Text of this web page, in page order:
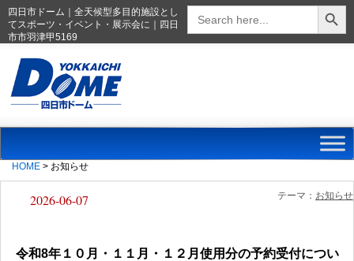
四日市ドーム｜全天候型多目的施設とし
てスポーツ・イベント・展示会に｜四日
市市羽津甲5169
Search
for:
Search Button
HOME > お知らせ
2026-06-07 テーマ： お知らせ
令和8年１０月・１１月・１２月使用分の予約受付につい